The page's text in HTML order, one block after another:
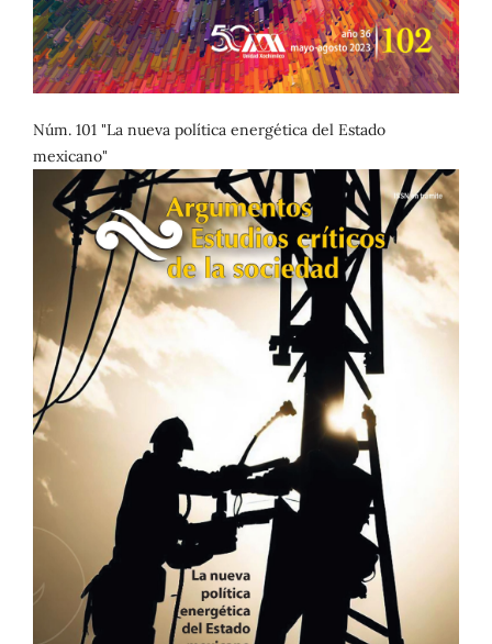
Núm. 101 "La nueva política energética del Estado
mexicano"